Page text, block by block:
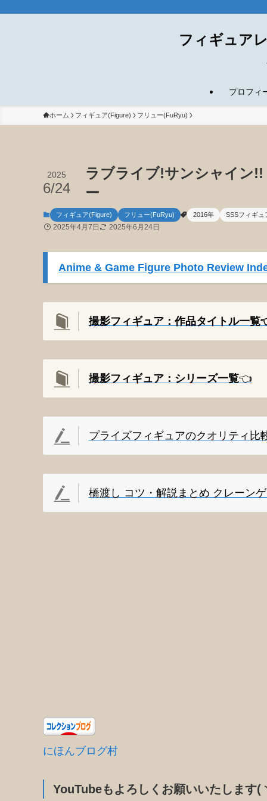
フィギュア
プロフィ
ホーム フィギュア(Figure) フリュー(FuRyu)
ラブライブ!サンシャイン
ー
2025
6/24
フィギュア(Figure) フリュー(FuRyu) 2016年 SSSフィギュ
2025年4月7日 2025年6月24日
Anime & Game Figure Photo Review
撮影フィギュア：作品タイトル一覧
撮影フィギュア：シリーズ一覧👈️
プライズフィギュアのクオリティ比
橋渡し コツ・解説まとめ クレーン
にほんブログ村
YouTubeもよろしくお願いいたします(